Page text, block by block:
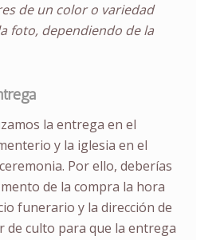
de un color o variedad
foto, dependiendo de la
la entrega en el
y la iglesia en el
Por ello, deberías
de la compra la hora
funerario y la dirección de
de culto para que la entrega